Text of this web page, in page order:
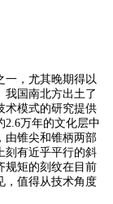
，尤其晚期得以
我国南北方出土了
术模式的研究提供
2.6万年的文化层中
由锥尖和锥柄两部
刻有近乎平行的斜
规矩的刻纹在目前
，值得从技术角度